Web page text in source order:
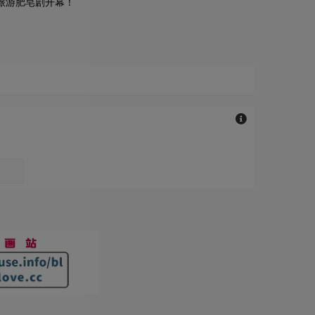
肥皂剧开幕！